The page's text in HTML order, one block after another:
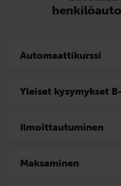
Automaattikurssi
Yleiset kysymykset
Ilmoittautuminen
Maksaminen